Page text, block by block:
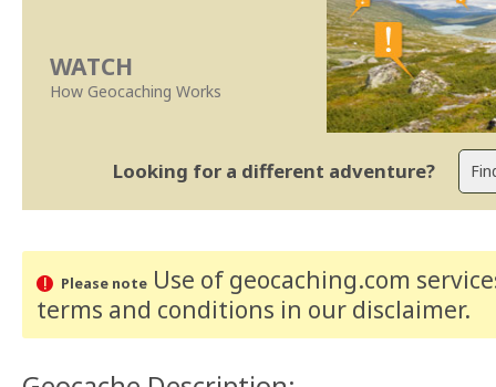
WATCH
How Geocaching Works
Looking for a different adventure?
Please noteUse of geocaching.com
terms and conditions in our disclaimer.